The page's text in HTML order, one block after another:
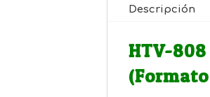
Descripción
HTV-